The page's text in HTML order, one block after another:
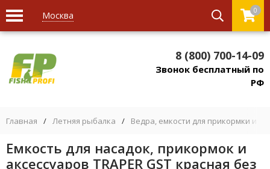
Москва 0
8 (800) 700-14-09
Звонок бесплатный по
РФ
Главная / Летняя рыбалка / Ведра, емкости для прикормки и
Емкость для насадок, прикормок и
аксессуаров TRAPER GST красная без